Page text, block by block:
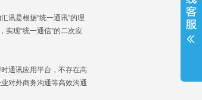
讯是根据“统一通讯”的理
实现“统一通信”的二次应
通讯应用平台，不存在高
对外商务沟通等高效沟通